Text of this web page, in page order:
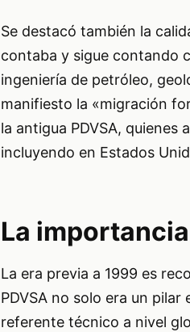
Se destacó también la
contaba y sigue contando
ingeniería de petróleo,
manifiesto la «migración
la antigua PDVSA,
incluyendo en Estados
La
La era previa a 1999 es
PDVSA no solo era un
referente técnico a nivel